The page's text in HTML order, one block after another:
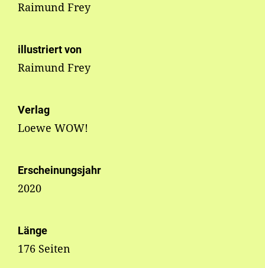
Raimund Frey
illustriert von
Raimund Frey
Verlag
Loewe WOW!
Erscheinungsjahr
2020
Länge
176 Seiten